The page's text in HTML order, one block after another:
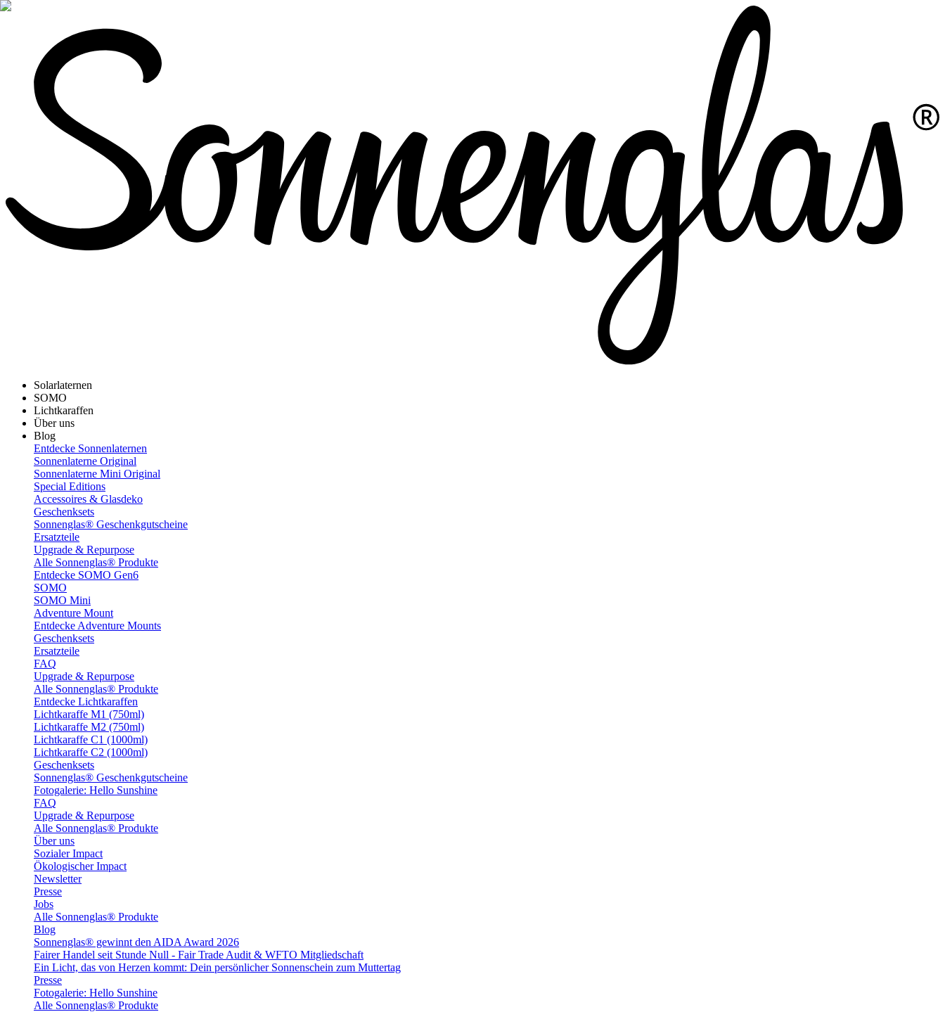
Solarlaternen
SOMO
Lichtkaraffen
Über uns
Blog
Entdecke Sonnenlaternen
Sonnenlaterne Original
Sonnenlaterne Mini Original
Special Editions
Accessoires & Glasdeko
Geschenksets
Sonnenglas® Geschenkgutscheine
Ersatzteile
Upgrade & Repurpose
Alle Sonnenglas® Produkte
Entdecke SOMO Gen6
SOMO
SOMO Mini
Adventure Mount
Entdecke Adventure Mounts
Geschenksets
Ersatzteile
FAQ
Upgrade & Repurpose
Alle Sonnenglas® Produkte
Entdecke Lichtkaraffen
Lichtkaraffe M1 (750ml)
Lichtkaraffe M2 (750ml)
Lichtkaraffe C1 (1000ml)
Lichtkaraffe C2 (1000ml)
Geschenksets
Sonnenglas® Geschenkgutscheine
Fotogalerie: Hello Sunshine
FAQ
Upgrade & Repurpose
Alle Sonnenglas® Produkte
Über uns
Sozialer Impact
Ökologischer Impact
Newsletter
Presse
Jobs
Alle Sonnenglas® Produkte
Blog
Sonnenglas® gewinnt den AIDA Award 2026
Fairer Handel seit Stunde Null - Fair Trade Audit & WFTO Mitgliedschaft
Ein Licht, das von Herzen kommt: Dein persönlicher Sonnenschein zum Muttertag
Presse
Fotogalerie: Hello Sunshine
Alle Sonnenglas® Produkte